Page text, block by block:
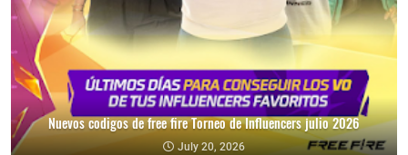
Nuevos codigos de free fire Torneo de Influencers julio 2026
July 20, 2026